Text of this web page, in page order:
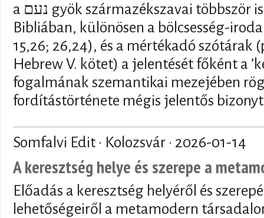
a נעם gyök származékszavai többször is előfordulnak a Héber
Bibliában, különösen a bölcsesség-
15,26; 26,24), és a mértékadó szótárak
Hebrew V. kötet) a jelentését főként a
fogalmának szemantikai mezejében
fordítástörténete mégis jelentős
Somfalvi Edit · Kolozsvár · 2026-01-14
A keresztség helye és szerepe a
Előadás a keresztség helyéről és
lehetőségeiről a metamodern